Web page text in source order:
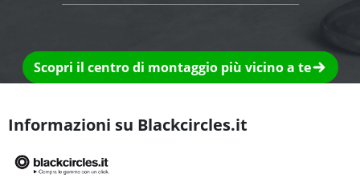
Scopri il centro di montaggio più vicino a te
Informazioni su Blackcircles.it